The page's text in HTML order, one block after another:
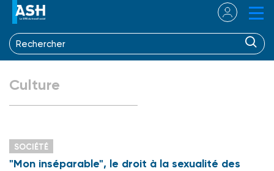
Culture
SOCIÉTÉ
"Mon inséparable", le droit à la sexualité des